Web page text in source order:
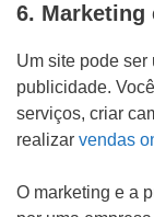
6. Marketing
Um site pode ser
publicidade.
serviços, criar
realizar vendas
O marketing e a